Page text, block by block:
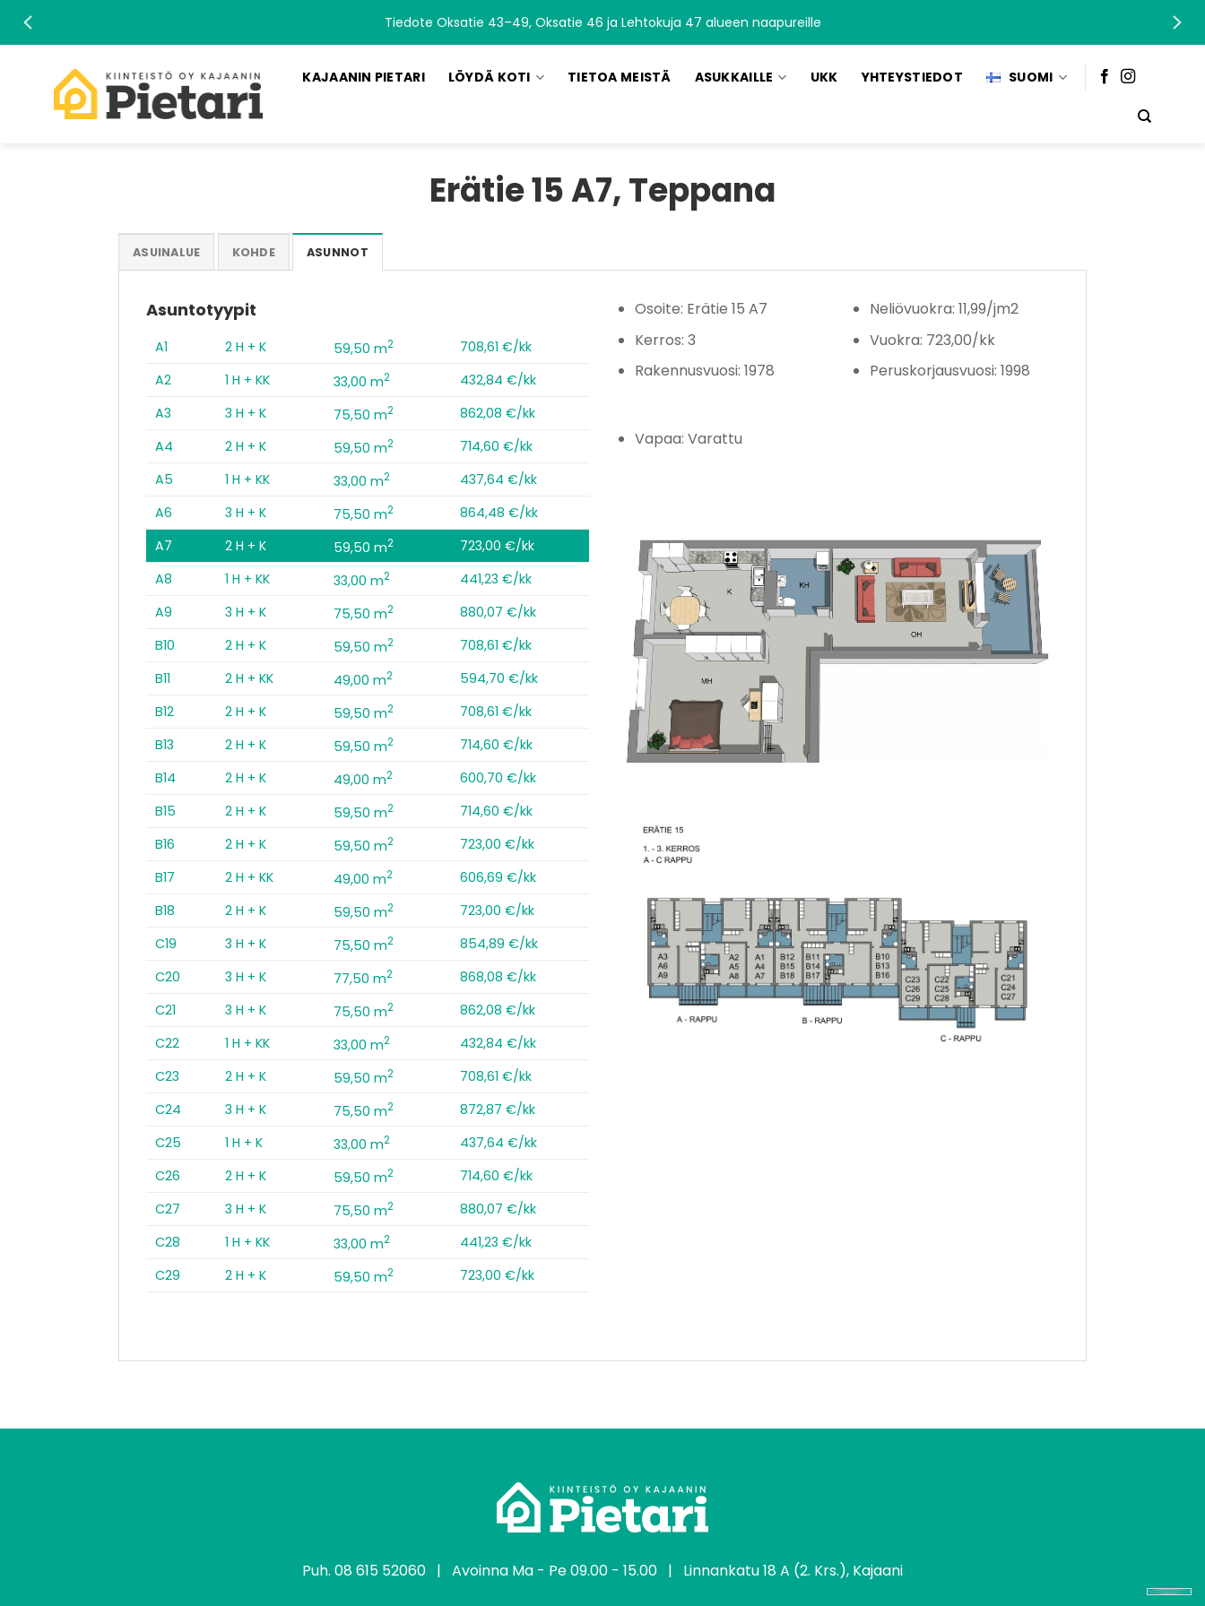
Tiedote Oksatie 43–49, Oksatie 46 ja Lehtokuja 47 alueen naapureille
KAJAANIN PIETARI LÖYDÄ KOTI TIETOA MEISTÄ ASUKKAILLE UKK YHTEYSTIEDOT SUOMI
Erätie 15 A7, Teppana
ASUINALUE KOHDE ASUNNOT
Asuntotyypit
A1 2 H + K 59,50 m2
708,61 €/kk
A2
1 H + KK 33,00 m2
432,84 €/kk
A3
3 H + K 75,50 m2
862,08 €/kk
A4
2 H + K 59,50 m2
714,60 €/kk
A5
1 H + KK 33,00 m2
437,64 €/kk
A6
3 H + K 75,50 m2
864,48 €/kk
A7
2 H + K 59,50 m2
723,00 €/kk
A8
1 H + KK 33,00 m2
441,23 €/kk
A9
3 H + K 75,50 m2
880,07 €/kk
B10
2 H + K 59,50 m2
708,61 €/kk
B11
2 H + KK 49,00 m2
594,70 €/kk
B12
2 H + K 59,50 m2
708,61 €/kk
B13
2 H + K 59,50 m2
714,60 €/kk
B14
2 H + K 49,00 m2
600,70 €/kk
B15
2 H + K 59,50 m2
714,60 €/kk
B16
2 H + K 59,50 m2
723,00 €/kk
B17
2 H + KK 49,00 m2
606,69 €/kk
B18
2 H + K 59,50 m2
723,00 €/kk
C19
3 H + K 75,50 m2
854,89 €/kk
C20
3 H + K 77,50 m2
868,08 €/kk
C21
3 H + K 75,50 m2
862,08 €/kk
C22
1 H + KK 33,00 m2
432,84 €/kk
C23
2 H + K 59,50 m2
708,61 €/kk
C24
3 H + K 75,50 m2
872,87 €/kk
C25
1 H + K 33,00 m2
437,64 €/kk
C26
2 H + K 59,50 m2
714,60 €/kk
C27
3 H + K 75,50 m2
880,07 €/kk
C28
1 H + KK 33,00 m2
441,23 €/kk
C29
2 H + K 59,50 m2 723,00 €/kk
Osoite: Erätie 15 A7
Kerros: 3
Rakennusvuosi: 1978
Neliövuokra: 11,99/jm2
Vuokra: 723,00/kk
Peruskorjausvuosi: 1998
Vapaa: Varattu
Puh. 08 615 52060 | Avoinna Ma - Pe 09.00 - 15.00 | Linnankatu 18 A (2. Krs.), Kajaani